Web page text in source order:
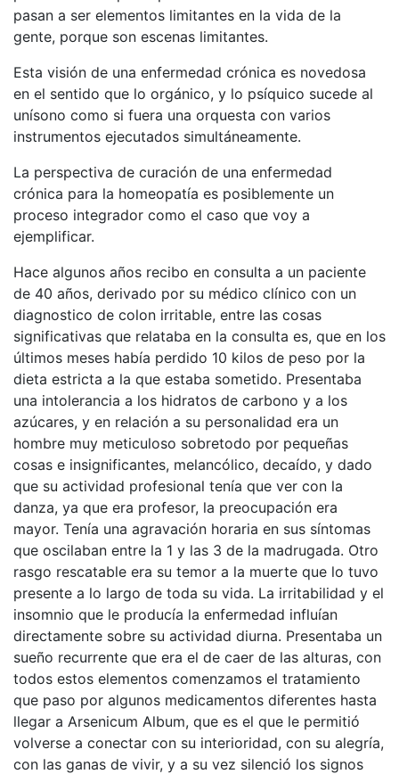
pasan a ser elementos limitantes en la vida de la
gente, porque son escenas limitantes.
Esta visión de una enfermedad crónica es novedosa
en el sentido que lo orgánico, y lo psíquico sucede al
unísono como si fuera una orquesta con varios
instrumentos ejecutados simultáneamente.
La perspectiva de curación de una enfermedad
crónica para la homeopatía es posiblemente un
proceso integrador como el caso que voy a
ejemplificar.
Hace algunos años recibo en consulta a un paciente
de 40 años, derivado por su médico clínico con un
diagnostico de colon irritable, entre las cosas
significativas que relataba en la consulta es, que en los
últimos meses había perdido 10 kilos de peso por la
dieta estricta a la que estaba sometido. Presentaba
una intolerancia a los hidratos de carbono y a los
azúcares, y en relación a su personalidad era un
hombre muy meticuloso sobretodo por pequeñas
cosas e insignificantes, melancólico, decaído, y dado
que su actividad profesional tenía que ver con la
danza, ya que era profesor, la preocupación era
mayor. Tenía una agravación horaria en sus síntomas
que oscilaban entre la 1 y las 3 de la madrugada. Otro
rasgo rescatable era su temor a la muerte que lo tuvo
presente a lo largo de toda su vida. La irritabilidad y el
insomnio que le producía la enfermedad influían
directamente sobre su actividad diurna. Presentaba un
sueño recurrente que era el de caer de las alturas, con
todos estos elementos comenzamos el tratamiento
que paso por algunos medicamentos diferentes hasta
llegar a Arsenicum Album, que es el que le permitió
volverse a conectar con su interioridad, con su alegría,
con las ganas de vivir, y a su vez silenció los signos